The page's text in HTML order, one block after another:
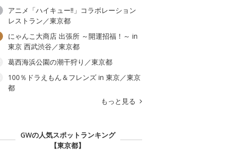
アニメ「ハイキュー!!」コラボレーション
レストラン／東京都
にゃんこ大商店 出張所 ～開運招福！～ in
東京 西武渋谷／東京都
葛西海浜公園の潮干狩り／東京都
100％ドラえもん＆フレンズ in 東京／東京
都
もっと見る
GWの人気スポットランキング
【東京都】